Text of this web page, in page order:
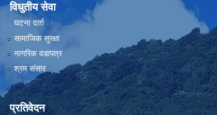
विधुतीय सेवा
घटना दर्ता
सामाजिक सुरक्षा
नागरिक वडापत्र
श्रम संसार
प्रतिवेदन